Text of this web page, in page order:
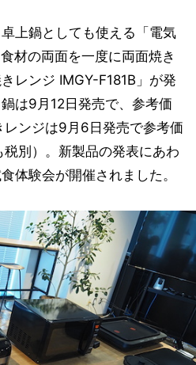
上鍋としても使える「電気
材の両面を一度に両面焼き
レンジ IMGY-F181B」が発
は9月12日発売で、参考価
ンジは9月6日発売で参考価
別）。新製品の発表にあわ
体験会が開催されました。